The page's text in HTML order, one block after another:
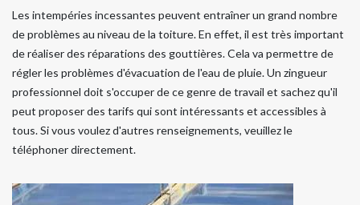
Les intempéries incessantes peuvent entraîner un grand nombre
de problèmes au niveau de la toiture. En effet, il est très important
de réaliser des réparations des gouttières. Cela va permettre de
régler les problèmes d'évacuation de l'eau de pluie. Un zingueur
professionnel doit s'occuper de ce genre de travail et sachez qu'il
peut proposer des tarifs qui sont intéressants et accessibles à
tous. Si vous voulez d'autres renseignements, veuillez le
téléphoner directement.